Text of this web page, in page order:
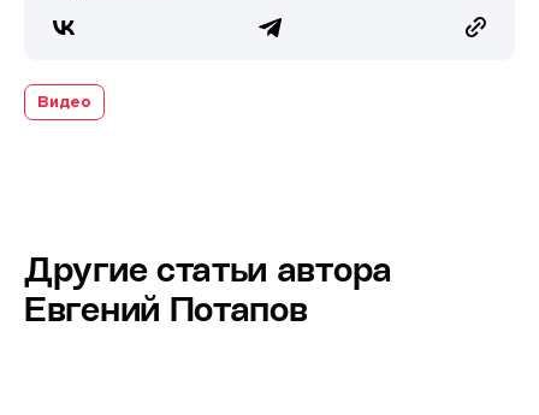
Видео
Другие статьи автора
Евгений Потапов